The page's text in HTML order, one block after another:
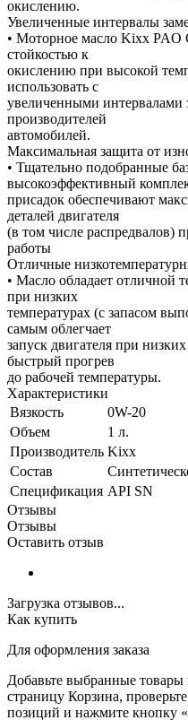
окислению.
Увеличенные
• Моторное масло Kixx PAO
стойкостью к
окислению при высокой
использовать с
увеличенными интервалами
производителей
автомобилей.
Максимальная защита
• Тщательно подобранные
высокоэффективный
присадок обеспечивают
деталей двигателя
(в том числе распредвалов)
работы
Отличные
• Масло обладает отличной
при низких
температурах (с запасом
самым облегчает
запуск двигателя при
быстрый прогрев
до рабочей температуры.
Характеристики
Вязкость
0W-20
Объем
1 л.
Производитель Kixx
Состав
Спецификация API SN
Отзывы
Отзывы
Оставить отзыв
Загрузка отзывов...
Как купить
Для оформления заказа
Добавьте выбранные товары
страницу Корзина,
позиций и нажмите кнопку